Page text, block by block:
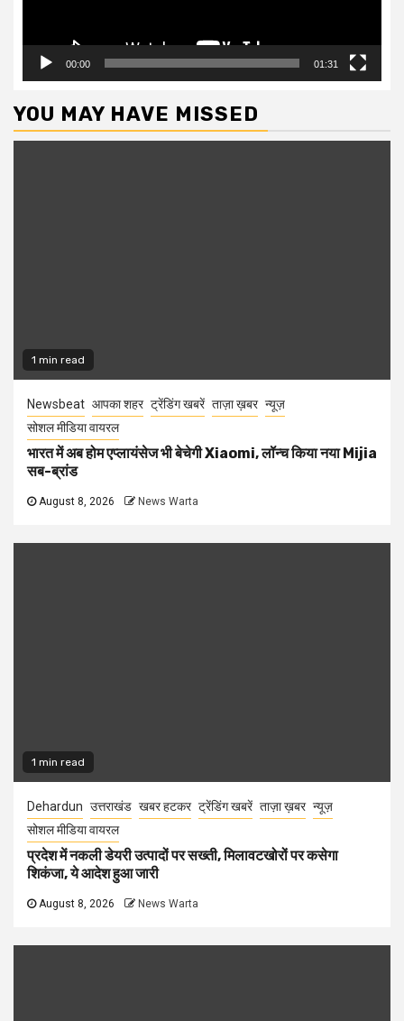
00:00 01:31
YOU MAY HAVE MISSED
1 min read
Newsbeat आपका शहर ट्रेंडिंग खबरें ताज़ा ख़बर न्यूज़
सोशल मीडिया वायरल
भारत में अब होम एप्लायंसेज भी बेचेगी Xiaomi, लॉन्च किया नया Mijia
सब-ब्रांड
August 8, 2026 News Warta
1 min read
Dehardun उत्तराखंड खबर हटकर ट्रेंडिंग खबरें ताज़ा ख़बर न्यूज़
सोशल मीडिया वायरल
प्रदेश में नकली डेयरी उत्पादों पर सख्ती, मिलावटखोरों पर कसेगा
शिकंजा, ये आदेश हुआ जारी
August 8, 2026 News Warta